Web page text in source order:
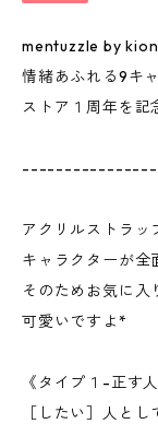
mentuzzle by kion
情緒あふれる9キ
ストア１周年を記
アクリルストラッ
キャラクターが全
そのためお気に入
可愛いですよ*
《タイプ１-正す
［したい］人と